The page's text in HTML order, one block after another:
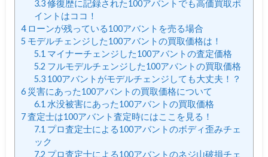
3.3修復歴に記録された100アバントでも高価買取ポ
イントはココ！
4ローンが残っている100アバントを売る場合
5 モデルチェンジした100アバントの買取価格は！
5.1 マイナーチェンジした100アバントの査定価格
5.2 フルモデルチェンジした100アバントの買取価格
5.3100アバントがモデルチェンジしても大丈夫！？
6災害にあった100アバントの買取価格について
6.1 水没被害にあった100アバントの買取価格
7査定士は100アバント査定時にはここを見る！
7.1 プロ査定士による100アバントのボディ歪みチェ
ック
7.2 プロ査定士による100アバントのネジ山破損チェ